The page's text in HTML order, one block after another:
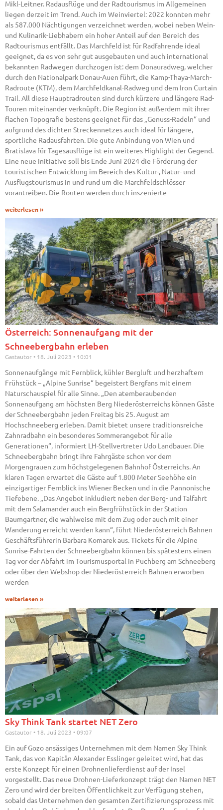
Mikl-Leitner. Radausflüge und der Radtourismus im Allgemeinen
liegen derzeit im Trend. Auch im Weinviertel: 2022 konnten mehr
als 587.000 Nächtigungen verzeichnet werden, wobei neben Wein-
und Kulinarik-Liebhabern ein hoher Anteil auf den Bereich des
Radtourismus entfällt. Das Marchfeld ist für Radfahrende ideal
geeignet, da es von sehr gut ausgebauten und auch international
bekannten Radwegen durchzogen ist: dem Donauradweg, welcher
durch den Nationalpark Donau-Auen führt, die Kamp-Thaya-March-
Radroute (KTM), dem Marchfeldkanal-Radweg und dem Iron Curtain
Trail. All diese Hauptradrouten sind durch kürzere und längere Rad-
Touren miteinander verknüpft. Die Region ist außerdem mit ihrer
flachen Topografie bestens geeignet für das „Genuss-Radeln“ und
aufgrund des dichten Streckennetzes auch ideal für längere,
sportliche Radausfahrten. Die gute Anbindung von Wien und
Bratislava für Tagesausflüge ist ein weiteres Highlight der Gegend.
Eine neue Initiative soll bis Ende Juni 2024 die Förderung der
touristischen Entwicklung im Bereich des Kultur-, Natur- und
Ausflugstourismus in und rund um die Marchfeldschlösser
vorantreiben. Die Routen werden durch inszenierte
weiterlesen »
Österreich: Sonnenaufgang mit der
Schneebergbahn erleben
Gastautor 18. Juli 2023 10:01
Sonnenaufgänge mit Fernblick, kühler Bergluft und herzhaftem
Frühstück – „Alpine Sunrise“ begeistert Bergfans mit einem
Naturschauspiel für alle Sinne. „Den atemberaubenden
Sonnenaufgang am höchsten Berg Niederösterreichs können Gäste
der Schneebergbahn jeden Freitag bis 25. August am
Hochschneeberg erleben. Damit bietet unsere traditionsreiche
Zahnradbahn ein besonderes Sommerangebot für alle
Generationen“, informiert LH-Stellvertreter Udo Landbauer. Die
Schneebergbahn bringt ihre Fahrgäste schon vor dem
Morgengrauen zum höchstgelegenen Bahnhof Österreichs. An
klaren Tagen erwartet die Gäste auf 1.800 Meter Seehöhe ein
einzigartiger Fernblick ins Wiener Becken und in die Pannonische
Tiefebene. „Das Angebot inkludiert neben der Berg- und Talfahrt
mit dem Salamander auch ein Bergfrühstück in der Station
Baumgartner, die wahlweise mit dem Zug oder auch mit einer
Wanderung erreicht werden kann“, führt Niederösterreich Bahnen
Geschäftsführerin Barbara Komarek aus. Tickets für die Alpine
Sunrise-Fahrten der Schneebergbahn können bis spätestens einen
Tag vor der Abfahrt im Tourismusportal in Puchberg am Schneeberg
oder über den Webshop der Niederösterreich Bahnen erworben
werden
weiterlesen »
Sky Think Tank startet NET Zero
Gastautor 18. Juli 2023 09:07
Ein auf Gozo ansässiges Unternehmen mit dem Namen Sky Think
Tank, das von Kapitän Alexander Esslinger geleitet wird, hat das
erste Konzept für einen Drohnenlieferdienst auf der Insel
vorgestellt. Das neue Drohnen-Lieferkonzept trägt den Namen NET
Zero und wird der breiten Öffentlichkeit zur Verfügung stehen,
sobald das Unternehmen den gesamten Zertifizierungsprozess mit